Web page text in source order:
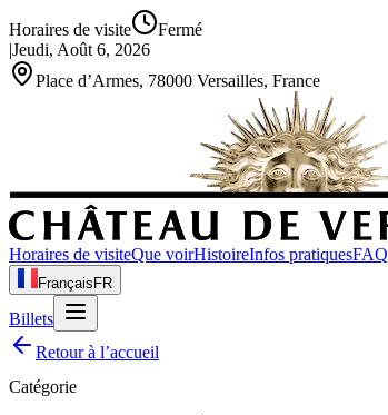
Horaires de visite
Fermé
|Jeudi, Août 6, 2026
Place d’Armes, 78000 Versailles, France
Horaires de visiteQue voirHistoireInfos pratiquesFAQ
Français FR
Billets
Retour à l’accueil
Catégorie